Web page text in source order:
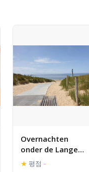
Overnachten
onder de Lange
Jaap
★ 평점 –